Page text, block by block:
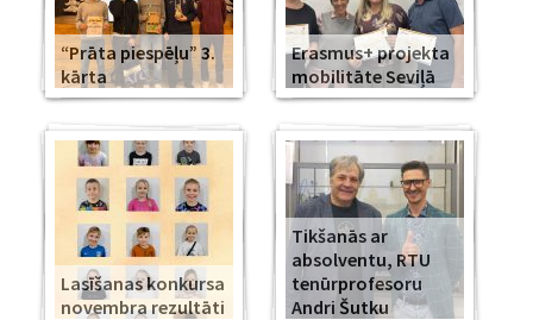
“Prāta piespēļu” 3.
kārta
Erasmus+ projekta
mobilitāte Seviļā
Lasīšanas konkursa
novembra rezultāti
Tikšanās ar
absolventu, RTU
tenūrprofesoru
Andri Šutku